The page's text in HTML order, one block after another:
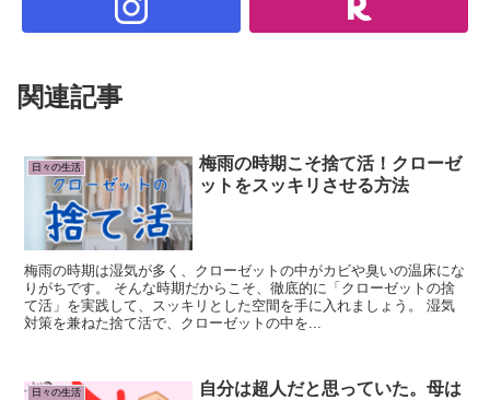
関連記事
日々の生活
梅雨の時期こそ捨て活！クローゼ
ットをスッキリさせる方法
梅雨の時期は湿気が多く、クローゼットの中がカビや臭いの温床にな
りがちです。 そんな時期だからこそ、徹底的に「クローゼットの捨
て活」を実践して、スッキリとした空間を手に入れましょう。 湿気
対策を兼ねた捨て活で、クローゼットの中を...
日々の生活
自分は超人だと思っていた。母は